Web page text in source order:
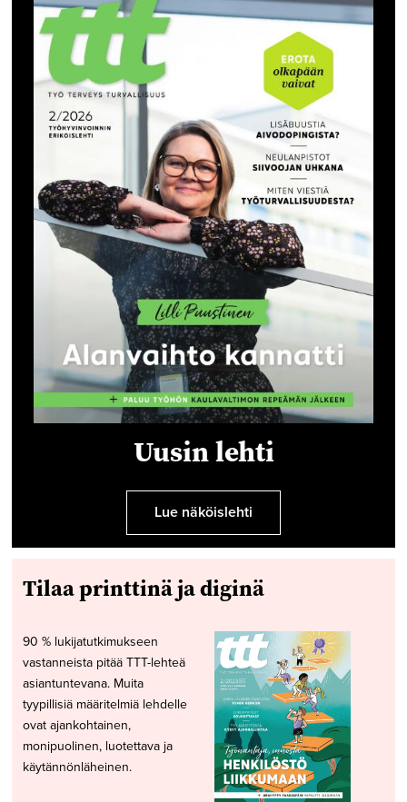
Uusin lehti
Lue näköislehti
Tilaa printtinä ja diginä
90 % lukijatutkimukseen
vastanneista pitää TTT-lehteä
asiantuntevana. Muita
tyypillisiä määritelmiä lehdelle
ovat ajankohtainen,
monipuolinen, luotettava ja
käytännönläheinen.